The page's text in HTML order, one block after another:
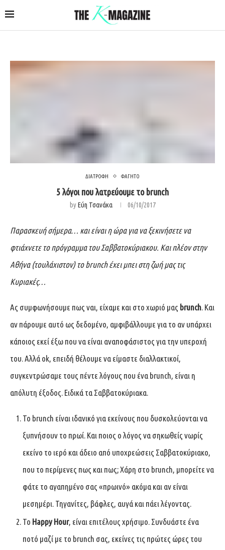
ΔΙΑΤΡΟΦΗ ΦΑΓΗΤΟ
5 λόγοι που λατρεύουμε το brunch
byΕύη Τσανάκα 06/10/2017
Παρασκευή σήμερα… και είναι η ώρα για να ξεκινήσετε να
φτιάχνετε το πρόγραμμα του Σαββατοκύριακου. Και πλέον στην
Αθήνα (τουλάχιστον) το brunch έχει μπει στη ζωή μας τις
Κυριακές…
Ας συμφωνήσουμε πως ναι, είχαμε και στο χωριό μας brunch. Και
αν πάρουμε αυτό ως δεδομένο, αμφιβάλλουμε για το αν υπάρχει
κάποιος εκεί έξω που να είναι αναποφάσιστος για την υπεροχή
του. Αλλά ok, επειδή θέλουμε να είμαστε διαλλακτικοί,
συγκεντρώσαμε τους πέντε λόγους που ένα brunch, είναι η
απόλυτη έξοδος. Ειδικά τα Σαββατοκύριακα.
Το brunch είναι ιδανικό για εκείνους που δυσκολεύονται να
ξυπνήσουν το πρωί. Και ποιος ο λόγος να σηκωθείς νωρίς
εκείνο το ιερό και άδειο από υποχρεώσεις Σαββατοκύριακο,
που το περίμενες πως και πως; Χάρη στο brunch, μπορείτε να
φάτε το αγαπημένο σας «πρωινό» ακόμα και αν είναι
μεσημέρι. Τηγανίτες, βάφλες, αυγά και πάει λέγοντας.
Το Happy Hour, είναι επιτέλους χρήσιμο. Συνδυάστε ένα
ποτό μαζί με το brunch σας, εκείνες τις πρώτες ώρες του